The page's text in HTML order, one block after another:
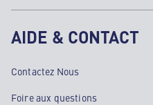
AIDE & CONTACT
Contactez Nous
Foire aux questions